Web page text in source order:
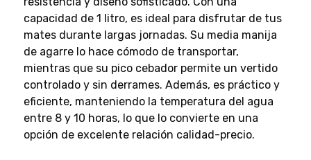
capacidad de 1 litro, es ideal para disfrutar de tus
mates durante largas jornadas. Su media manija
de agarre lo hace cómodo de transportar,
mientras que su pico cebador permite un vertido
controlado y sin derrames. Además, es práctico y
eficiente, manteniendo la temperatura del agua
entre 8 y 10 horas, lo que lo convierte en una
opción de excelente relación calidad-precio.